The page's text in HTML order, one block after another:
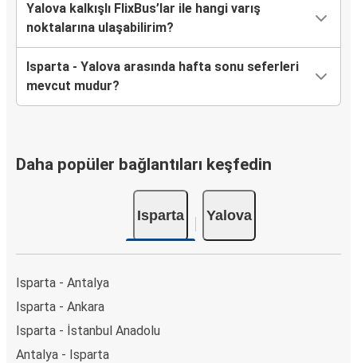
Yalova kalkışlı FlixBus’lar ile hangi varış
noktalarına ulaşabilirim?
Isparta - Yalova arasında hafta sonu seferleri
mevcut mudur?
Daha popüler bağlantıları keşfedin
Isparta Yalova
Isparta - Antalya
Isparta - Ankara
Isparta - İstanbul Anadolu
Antalya - Isparta